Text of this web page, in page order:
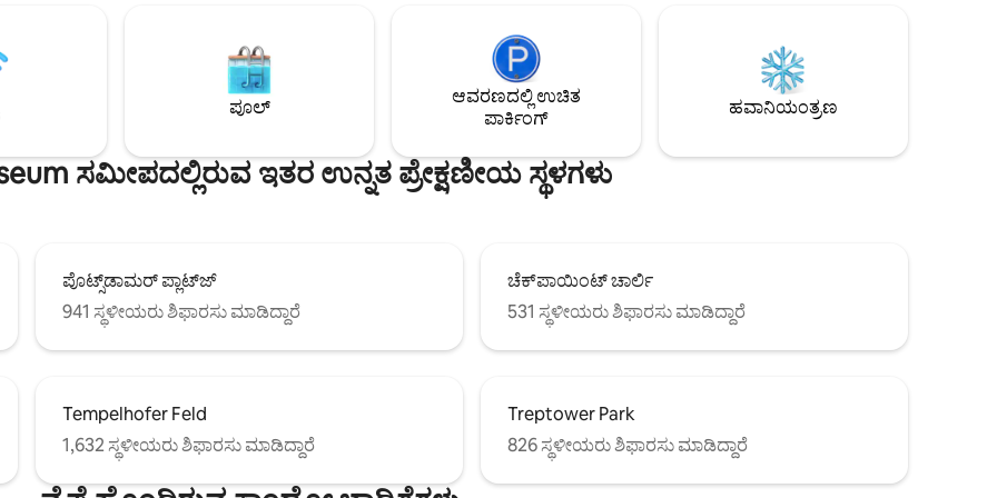
ಟೆರೇಸ್) ಮತ್ತು ಐಷಾರಾಮಿ
ಮನೆಯಲ್ಲಿ ಸಂಪೂರ್ಣ ಶಾಂತಿ
ಸಿಟಿ ಸೆಂಟರ್‌ನಲ್ಲಿ ಸಮರ್ಪಕವಾದ
ಆಕರ್ಷಣೆಗಳಿಂದ ಕೆಲವೇ ನಿಮಿಷಗಳ ದೂರದಲ್ಲಿದೆ.
ನಿಮ್ಮೆಲ್ಲರನ್ನು ಶೀಘ್ರದಲ್ಲೇ BerlinCityHouse ನಲ್ಲಿ
ಭೇಟಿಯಾಗಲು ಆಶಿಸುತ್ತೇನೆ! # ಬರ್ಲಿನ್‌ಸಿಟಿಹೌಸ್
ಮತ್ತು ಮಳೆ ಸ್ನಾನ ಮತ್ತು ಸ್ನಾನದ ತೊಟ್ಟಿಯನ್ನು
ಹೊಂದಿರುವ ನಯವಾದ ಸ್ನಾನಗೃಹವು ನಗರದ
ಮಧ್ಯದಲ್ಲಿ ಶಾಂತವಾದ ಏಕಾಂತ ಸ್ಥಳವನ್ನು ಸೃಷ್ಟಿಸುತ್ತದೆ.
ಪೂಲ್
ಆವರಣದಲ್ಲಿ ಉಚಿತ
ಪಾರ್ಕಿಂಗ್
ಹವಾನಿಯಂತ್ರಣ
ಸಮೀಪದಲ್ಲಿರುವ ಇತರ ಉನ್ನತ ಪ್ರೇಕ್ಷಣೀಯ ಸ್ಥಳಗಳು
ಪೊಟ್ಸ್‌ಡಾಮರ್ ಪ್ಲಾಟ್‌ಜ್
941 ಸ್ಥಳೀಯರು ಶಿಫಾರಸು ಮಾಡಿದ್ದಾರೆ
ಚೆಕ್‌ಪಾಯಿಂಟ್ ಚಾರ್ಲಿ
531 ಸ್ಥಳೀಯರು ಶಿಫಾರಸು ಮಾಡಿದ್ದಾರೆ
Tempelhofer Feld
1,632 ಸ್ಥಳೀಯರು ಶಿಫಾರಸು ಮಾಡಿದ್ದಾರೆ
Treptower Park
826 ಸ್ಥಳೀಯರು ಶಿಫಾರಸು ಮಾಡಿದ್ದಾರೆ